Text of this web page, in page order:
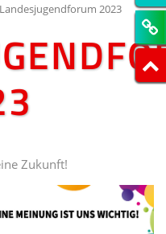
Landesjugendforum 2023
Zukunft!